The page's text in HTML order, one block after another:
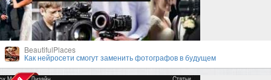
BeautifulPlaces
Как нейросети смогут заменить фотографов в будущем